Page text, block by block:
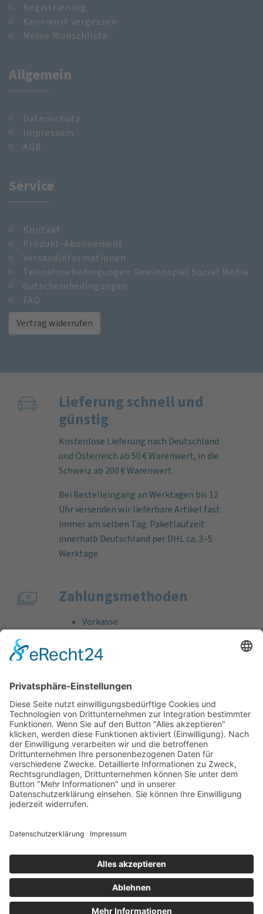
Registrierung
Kennwort vergessen
Meine Wunschliste
Allgemein
Datenschutz
Impressum
AGB
Service
Kontakt
Produkt-Abonnement
Versandinformationen
Teilnahmebedingungen Gewinnspiel Social Media
Gutscheinbedingungen
FAQ
Vertrag widerrufen
Lieferung schnell und
günstig
Kostenlose Lieferung nach Deutschland
und Österreich ab 50 € Warenwert, in die
Schweiz ab 200 € Warenwert.
Bei Bestelleingang an Werktagen bis 12
Uhr versenden wir lieferbare Artikel fast
immer am selben Tag. Paketlaufzeit
innerhalb Deutschland per DHL ca. 3–5
Werktage.
Zahlungs­methoden
Vorkasse
Bankeinzug
Kreditkarte (VISA & MasterCard)
Support
Kostenlose Beratung vor und nach dem
Kauf!
Qualität